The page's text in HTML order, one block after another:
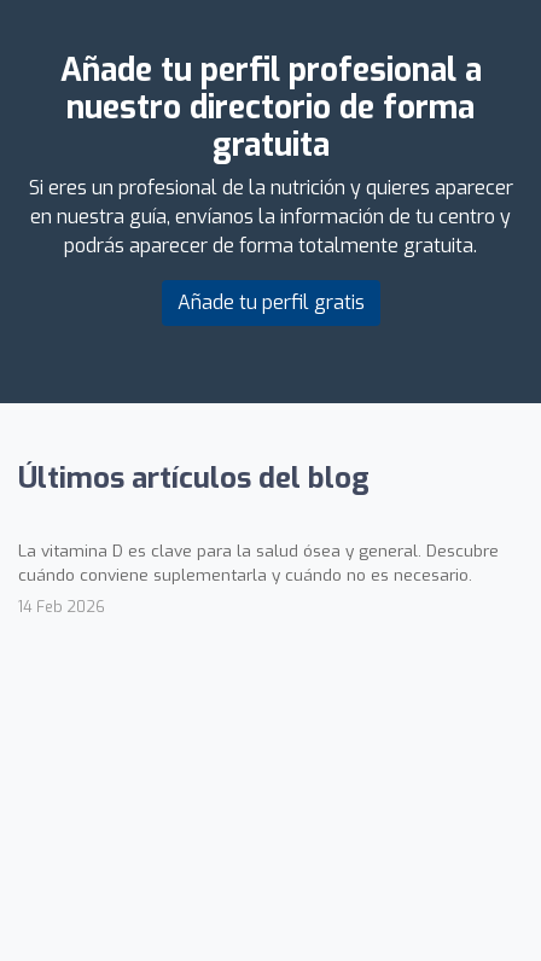
Añade tu perfil profesional a
nuestro directorio de forma
gratuita
Si eres un profesional de la nutrición y quieres aparecer
en nuestra guía, envíanos la información de tu centro y
podrás aparecer de forma totalmente gratuita.
Añade tu perfil gratis
Últimos artículos del blog
La vitamina D es clave para la salud ósea y general. Descubre
cuándo conviene suplementarla y cuándo no es necesario.
14 Feb 2026